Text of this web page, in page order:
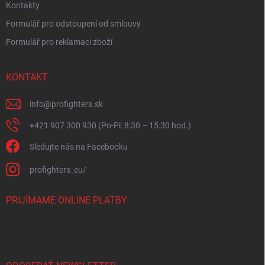
Kontakty
Formulář pro odstoupení od smlouvy
Formulář pro reklamaci zboží
KONTAKT
info@profighters.sk
+421 907 300 930 (Po-Pi: 8:30 – 15:30 hod.)
Sledujte nás na Facebooku
profighters_eu/
PRIJÍMAME ONLINE PLATBY